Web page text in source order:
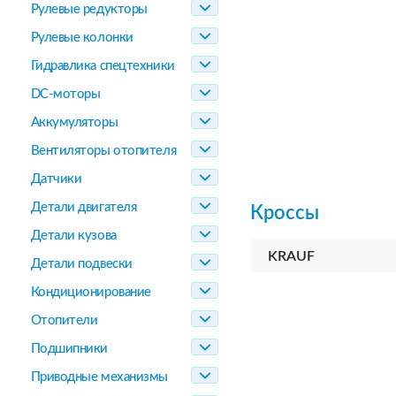
Рулевые редукторы
Рулевые колонки
Гидравлика спецтехники
DC-моторы
Аккумуляторы
Вентиляторы отопителя
Датчики
Детали двигателя
Детали кузова
Детали подвески
Кондиционирование
Отопители
Подшипники
Приводные механизмы
Кроссы
KRAUF